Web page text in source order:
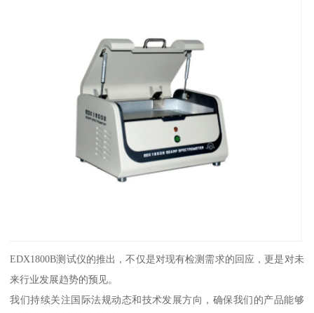
EDX1800B测试仪的推出，不仅是对现有检测需求的回应，更是对未
来行业发展趋势的预见。
我们持续关注国际法规动态和技术发展方向，确保我们的产品能够